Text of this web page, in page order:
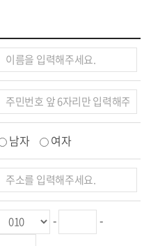
남자 여자
- -